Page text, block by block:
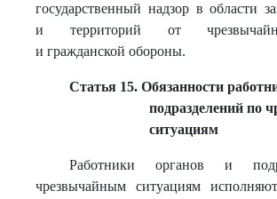
государственный надзор в области
и территорий от
и гражданской обороны.
Статья 15. Обязанности
подразделений по
ситуациям
Работники органов и
чрезвычайным ситуациям